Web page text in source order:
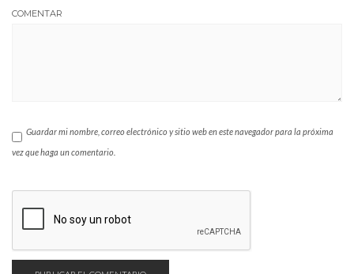
COMENTAR
Guardar mi nombre, correo electrónico y sitio web en este navegador para la próxima
vez que haga un comentario.